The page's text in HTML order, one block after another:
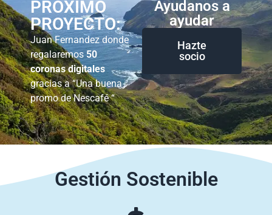
PRÓXIMO
PROYECTO:
Juan Fernandez donde
regalaremos 50
coronas digitales
gracias a “Una buena
promo de Nescafé “
Ayudanos a
ayudar
Hazte
socio
Gestión Sostenible